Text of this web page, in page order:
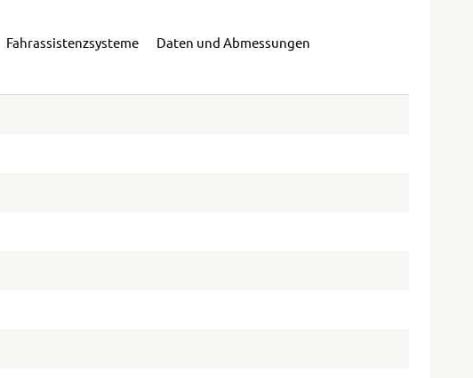
Fahrassistenzsysteme Daten und Abmessungen